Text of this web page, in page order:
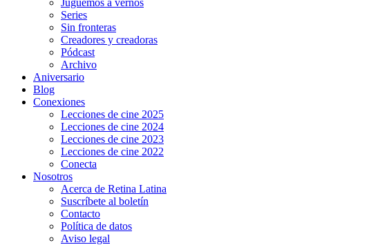
Juguemos a vernos
Series
Sin fronteras
Creadores y creadoras
Pódcast
Archivo
Aniversario
Blog
Conexiones
Lecciones de cine 2025
Lecciones de cine 2024
Lecciones de cine 2023
Lecciones de cine 2022
Conecta
Nosotros
Acerca de Retina Latina
Suscríbete al boletín
Contacto
Política de datos
Aviso legal